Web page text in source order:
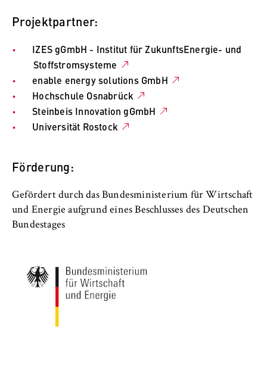
Projektpartner:
IZES gGmbH - Institut für ZukunftsEnergie- und
Stoffstromsysteme
enable energy solutions GmbH
Hochschule Osnabrück
Steinbeis Innovation gGmbH
Universität Rostock
Förderung:
Gefördert durch das Bundesministerium für Wirtschaft
und Energie aufgrund eines Beschlusses des Deutschen
Bundestages